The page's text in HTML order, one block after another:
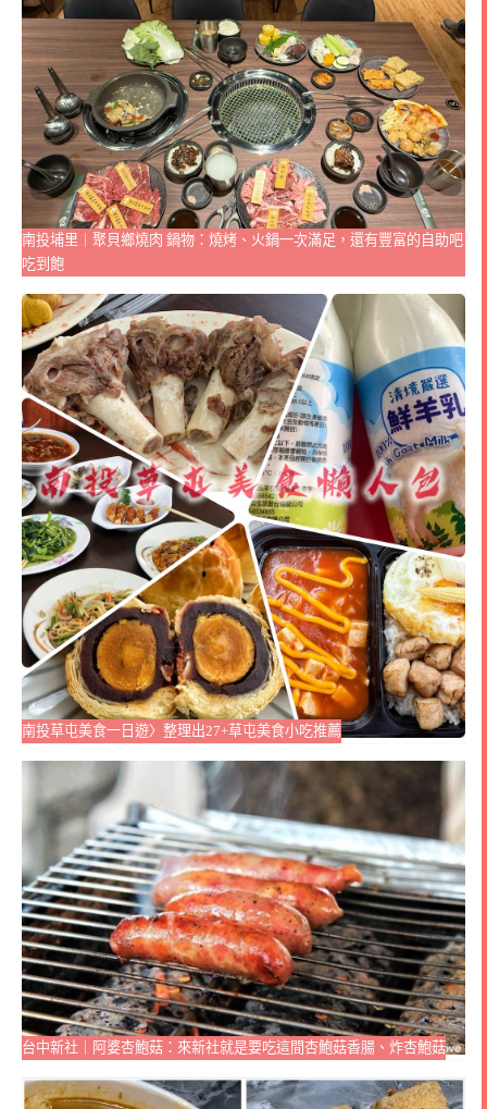
南投埔里｜聚貝鄉燒肉 鍋物：燒烤、火鍋一次滿足，還有豐富的自助吧
吃到飽
南投草屯美食一日遊〉整理出27+草屯美食小吃推薦
台中新社｜阿婆杏鮑菇：來新社就是要吃這間杏鮑菇香腸、炸杏鮑菇